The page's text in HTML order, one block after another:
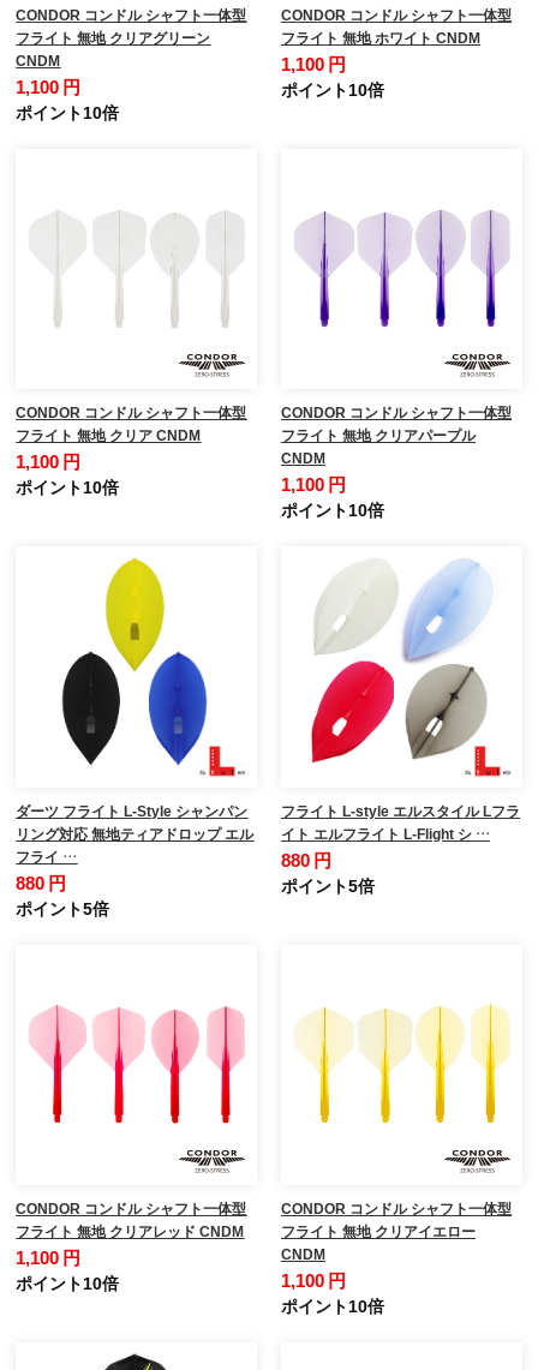
CONDOR コンドル シャフト一体型
フライト 無地 クリアグリーン
CNDM
1,100 円
ポイント10倍
CONDOR コンドル シャフト一体型
フライト 無地 ホワイト CNDM
1,100 円
ポイント10倍
CONDOR コンドル シャフト一体型
フライト 無地 クリア CNDM
1,100 円
ポイント10倍
CONDOR コンドル シャフト一体型
フライト 無地 クリアパープル
CNDM
1,100 円
ポイント10倍
ダーツ フライト L-Style シャンパン
リング対応 無地ティアドロップ エル
フライ …
880 円
ポイント5倍
フライト L-style エルスタイル Lフラ
イト エルフライト L-Flight シ …
880 円
ポイント5倍
CONDOR コンドル シャフト一体型
フライト 無地 クリアレッド CNDM
1,100 円
ポイント10倍
CONDOR コンドル シャフト一体型
フライト 無地 クリアイエロー
CNDM
1,100 円
ポイント10倍